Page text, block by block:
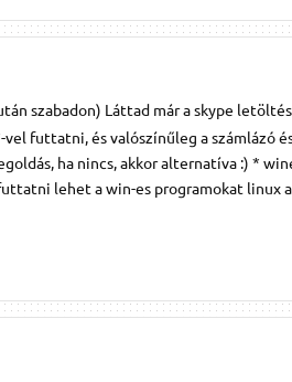
szabadon) Láttad már a skype
futtatni, és valószínűleg a számlázó
ha nincs, akkor alternatíva :) *
lehet a win-es programokat linux